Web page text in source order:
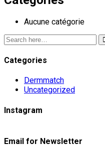
Aucune catégorie
Categories
Dermmatch
Uncategorized
Instagram
Email for Newsletter